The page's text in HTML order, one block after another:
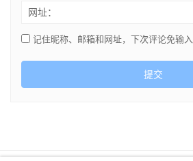
网址：
记住昵称、邮箱和网址，下次评论免输入
提交